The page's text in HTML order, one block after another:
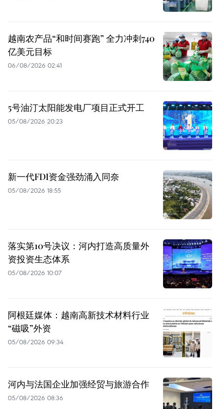
越南农产品“和时间赛跑” 全力冲刺740
亿美元目标
06/08/2026 02:41
5号油汀太阳能发电厂项目正式开工
05/08/2026 20:23
新一代FDI资金强劲涌入同奈
05/08/2026 18:55
落实第10号决议：河内打造高质量外
资投资生态体系
05/08/2026 10:07
阿根廷媒体：越南高新技术材料行业
“磁吸”外资
05/08/2026 09:34
河内与法国企业加强经贸与旅游合作
05/08/2026 08:36